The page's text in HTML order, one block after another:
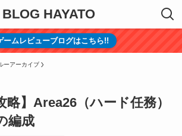
BLOG HAYATO
ームレビューブログはこちら!!
ーアーカイブ
略】Area26（ハード任務）
編成